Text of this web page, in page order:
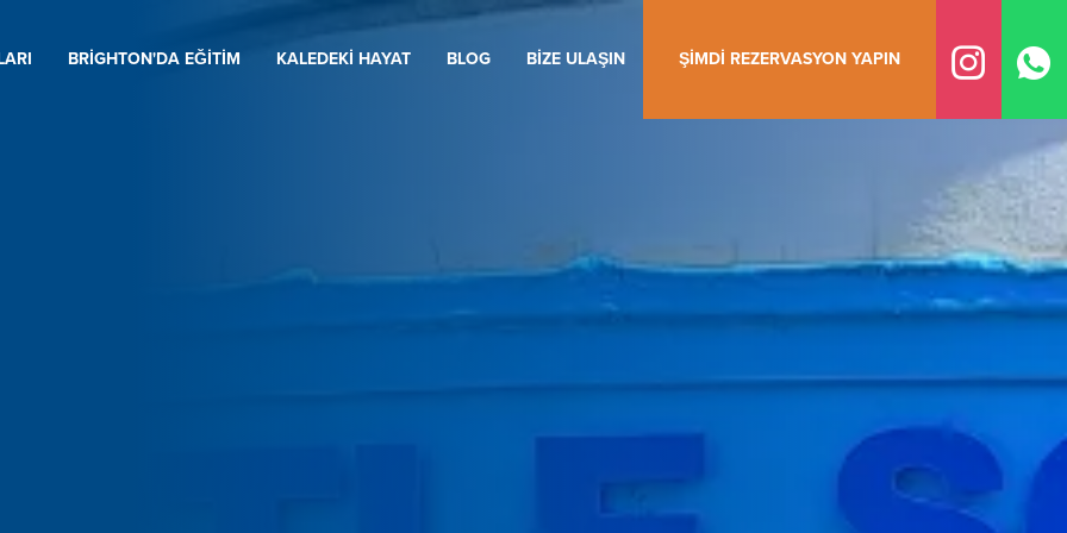
BRIGHTON'DA EĞITIM KALEDEKI HAYAT BLOG BIZE ULAŞIN ŞIMDI REZERVASYON YAPIN